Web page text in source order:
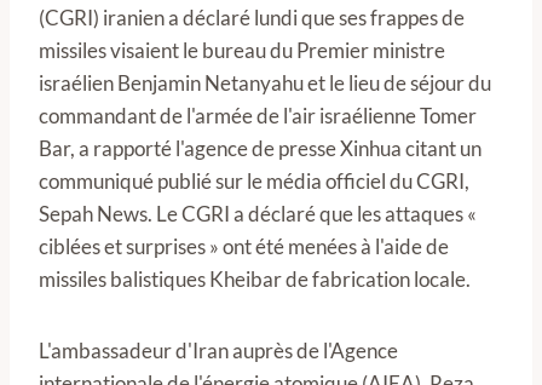
(CGRI) iranien a déclaré lundi que ses frappes de
missiles visaient le bureau du Premier ministre
israélien Benjamin Netanyahu et le lieu de séjour du
commandant de l'armée de l'air israélienne Tomer
Bar, a rapporté l'agence de presse Xinhua citant un
communiqué publié sur le média officiel du CGRI,
Sepah News. Le CGRI a déclaré que les attaques «
ciblées et surprises » ont été menées à l'aide de
missiles balistiques Kheibar de fabrication locale.
L'ambassadeur d'Iran auprès de l'Agence